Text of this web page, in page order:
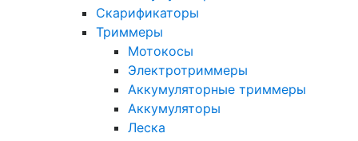
Скарификаторы
Триммеры
Мотокосы
Электротриммеры
Аккумуляторные триммеры
Аккумуляторы
Леска